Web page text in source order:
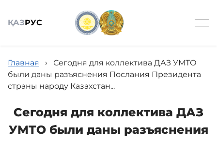
ҚАЗРУС
Общие сведения
Главная ›
Сегодня для коллектива ДАЗ УМТО
были даны разъяснения Послания Президента
страны народу Казахстан...
Сегодня для коллектива ДАЗ
УМТО были даны разъяснения